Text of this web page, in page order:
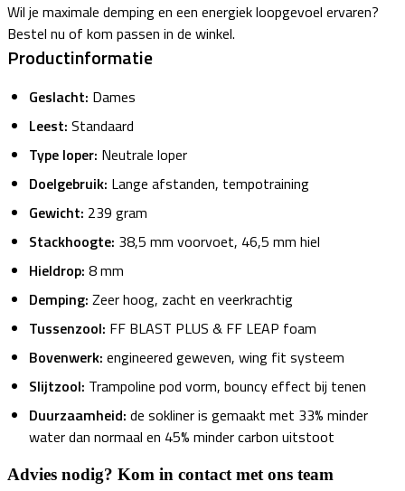
Wil je maximale demping en een energiek loopgevoel ervaren?
Bestel nu of kom passen in de winkel.
Productinformatie
Geslacht: Dames
Leest: Standaard
Type loper: Neutrale loper
Doelgebruik: Lange afstanden, tempotraining
Gewicht: 239 gram
Stackhoogte: 38,5 mm voorvoet, 46,5 mm hiel
Hieldrop: 8 mm
Demping: Zeer hoog, zacht en veerkrachtig
Tussenzool: FF BLAST PLUS & FF LEAP foam
Bovenwerk: engineered geweven, wing fit systeem
Slijtzool: Trampoline pod vorm, bouncy effect bij tenen
Duurzaamheid: de sokliner is gemaakt met 33% minder
water dan normaal en 45% minder carbon uitstoot
Advies nodig? Kom in contact met ons team